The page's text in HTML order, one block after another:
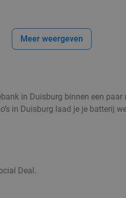
Meer weergeven
in Duisburg binnen een
in Duisburg laad je je batterij
Deal.